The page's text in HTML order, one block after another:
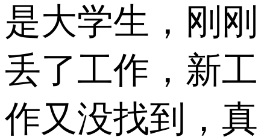
是大学生，刚刚
丢了工作，新工
作又没找到，真